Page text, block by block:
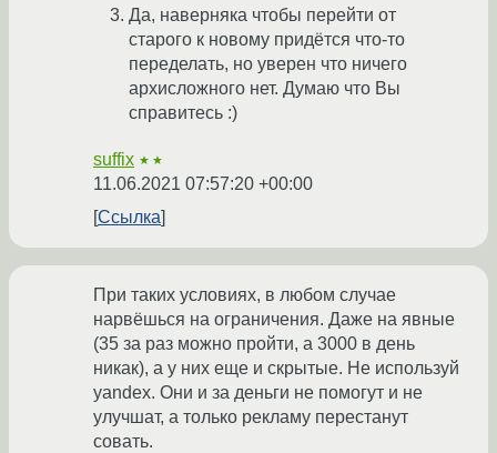
Да, наверняка чтобы перейти от
старого к новому придётся что-то
переделать, но уверен что ничего
архисложного нет. Думаю что Вы
справитесь :)
suffix ★★
11.06.2021 07:57:20 +00:00
Ссылка
При таких условиях, в любом случае
нарвёшься на ограничения. Даже на явные
(35 за раз можно пройти, а 3000 в день
никак), а у них еще и скрытые. Не используй
yandex. Они и за деньги не помогут и не
улучшат, а только рекламу перестанут
совать.